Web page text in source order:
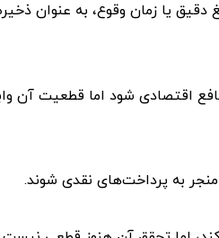
یا زمان وقوع، به عنوان
اقتصادی شود اما قطعیت آن
به پرداخت‌های نقدی شوند.